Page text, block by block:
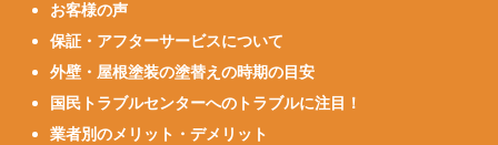
お客様の声
保証・アフターサービスについて
外壁・屋根塗装の塗替えの時期の目安
国民トラブルセンターへのトラブルに注目！
業者別のメリット・デメリット